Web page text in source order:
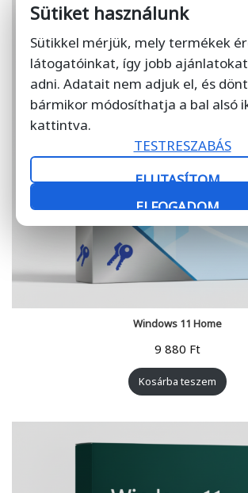
Windows 11 Home
9 880 Ft
Kosárba teszem
Sütiket használunk
Sütikkel mérjük, mely termékek
látogatóinkat, így jobb
adni. Adatait nem adjuk el, és
bármikor módosíthatja a bal alsó
kattintva.
TESTRESZABÁS
ELUTASÍTOM
ELFOGADOM